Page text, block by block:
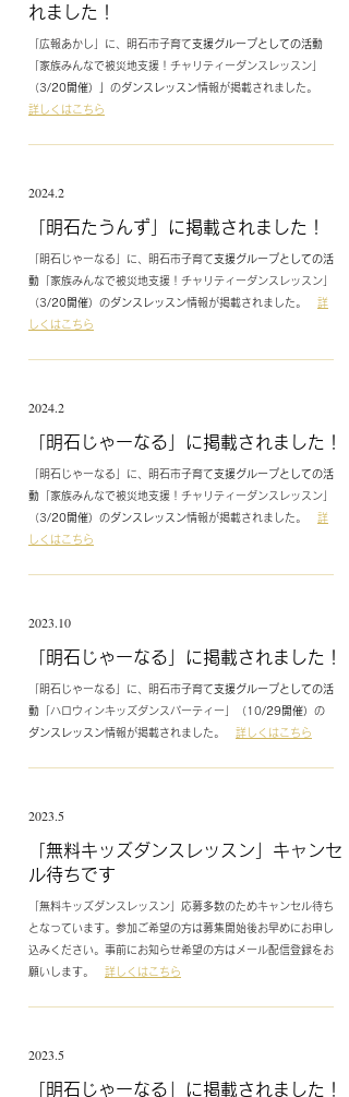
れました！
「広報あかし」に、明石市子育て支援グループとしての活動
「家族みんなで被災地支援！チャリティーダンスレッスン」
（3/20開催）」 のダンスレッスン情報が掲載されました。
詳しくはこちら
2024.2
​「明石たうんず」に掲載されました！
「明石じゃーなる」に、明石市子育て支援グループとしての活
動 「家族みんなで被災地支援！チャリティーダンスレッスン」
（3/20開催） のダンスレッスン情報が掲載されました。 詳
しくはこちら
2024.2
​「明石じゃーなる」に掲載されました！
「明石じゃーなる」に、明石市子育て支援グループとしての活
動 「家族みんなで被災地支援！チャリティーダンスレッスン」
（3/20開催） のダンスレッスン情報が掲載されました。 詳
しくはこちら
2023.10
​「明石じゃーなる」に掲載されました！
「明石じゃーなる」に、明石市子育て支援グループとしての活
動 「ハロウィンキッズダンスパーティー」（10/29開催） の
ダンスレッスン情報が掲載されました。 詳しくはこちら
2023.5
​「無料キッズダンスレッスン」キャンセ
ル待ちです
「無料キッズダンスレッスン」応募多数のためキャンセル待ち
となっています。参加ご希望の方は募集開始後お早めにお申し
込みください。事前にお知らせ希望の方はメール配信登録をお
願いします。
詳しくはこちら
2023.5
​「明石じゃーなる」に掲載されました！